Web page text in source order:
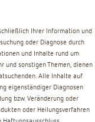
Ihrer Information und
oder Diagnose durch
und Inhalte rund um
und sonstigen Themen, dienen
Alle Inhalte auf
eigenständiger Diagnosen
bzw. Veränderung oder
oder Heilungsverfahren